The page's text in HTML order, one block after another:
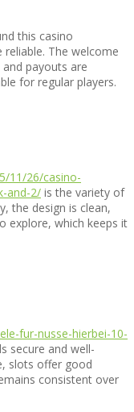
this casino
reliable. The welcome
payouts are
for regular players.
11/26/casino-
and-2/ is the variety of
the design is clean,
explore, which keeps it
fur-nusse-hierbei-10-
secure and well-
slots offer good
consistent over